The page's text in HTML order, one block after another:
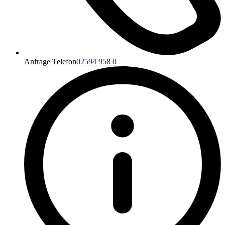
Anfrage Telefon02594 958 0